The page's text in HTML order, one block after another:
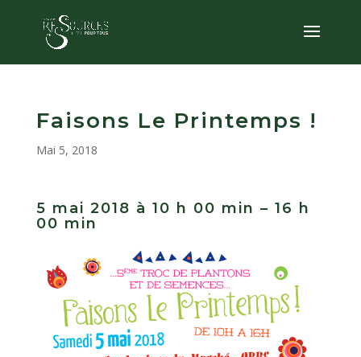
Faisons Le Printemps !
Mai 5, 2018
5 mai 2018 à 10 h 00 min – 16 h
00 min